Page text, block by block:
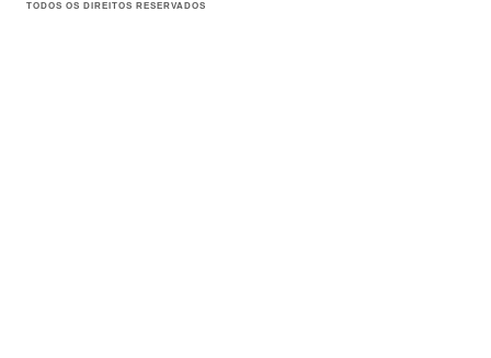
TODOS OS DIREITOS RESERVADOS